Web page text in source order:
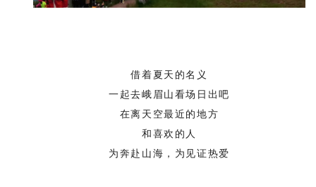
借着夏天的名义
一起去峨眉山看场日出吧
在离天空最近的地方
和喜欢的人
为奔赴山海，为见证热爱